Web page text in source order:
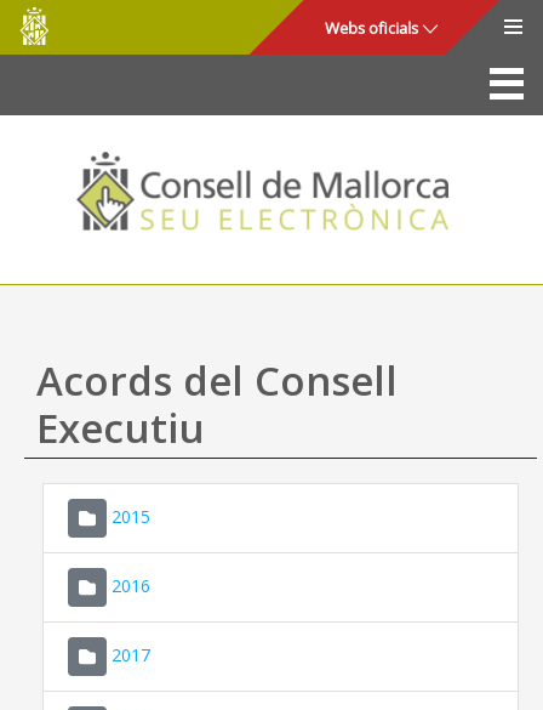
Salta al contingut principal
Consell
de
Mallorca
Webs oficials
La Seu
Consell de Mallorca
Accés i seguretat
Utilitats
Ajuda
Acords del Consell
Executiu
2015
2016
2017